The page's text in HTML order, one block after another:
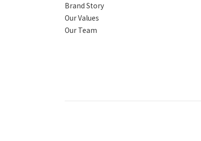
Brand Story
Our Values
Our Team